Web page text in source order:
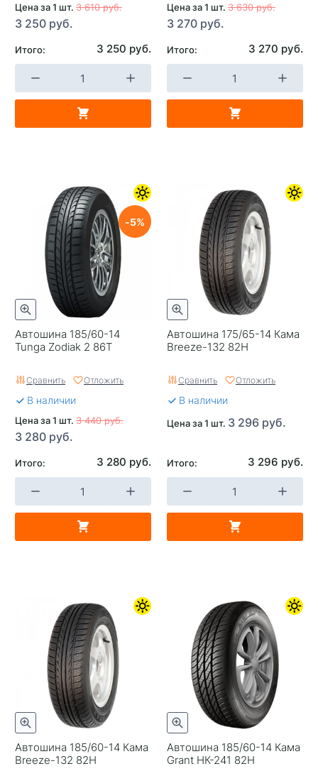
Цена за 1 шт. 3 610 руб.
3 250 руб.
Итого: 3 250 руб.
Цена за 1 шт. 3 630 руб.
3 270 руб.
Итого: 3 270 руб.
Автошина 185/60-14
Tunga Zodiak 2 86T
5
Сравнить Отложить
В наличии
Цена за 1 шт. 3 440 руб.
3 280 руб.
Итого: 3 280 руб.
Автошина 175/65-14 Кама
Breeze-132 82H
Сравнить Отложить
В наличии
Цена за 1 шт. 3 296 руб.
Итого: 3 296 руб.
Автошина 185/60-14 Кама
Breeze-132 82H
Автошина 185/60-14 Кама
Grant НК-241 82H